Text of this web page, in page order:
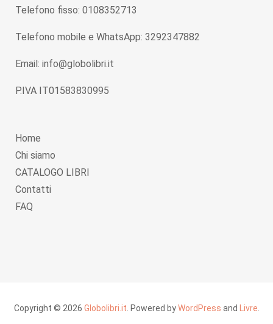
Telefono fisso: 0108352713
Telefono mobile e WhatsApp: 3292347882
Email: info@globolibri.it
P.IVA IT01583830995
Home
Chi siamo
CATALOGO LIBRI
Contatti
FAQ
Copyright © 2026 Globolibri.it . Powered byWordPress and Livre